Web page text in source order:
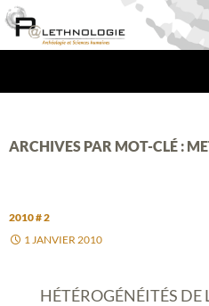
Aller
au
contenu
ARCHIVES PAR MOT-CLÉ :
2010 # 2
1 JANVIER 2010
HÉTÉROGÉNÉITÉS